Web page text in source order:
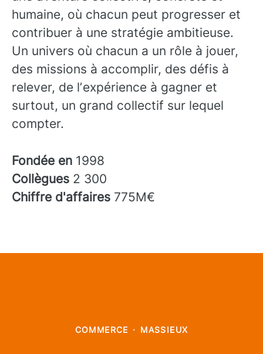
humaine, où chacun peut progresser et
contribuer à une stratégie ambitieuse.
Un univers où chacun a un rôle à jouer,
des missions à accomplir, des défis à
relever, de lʼexpérience à gagner et
surtout, un grand collectif sur lequel
compter.
Fondée en 1998
Collègues 2 300
Chiffre d'affaires 775M€
COMMERCE · MASSIEUX